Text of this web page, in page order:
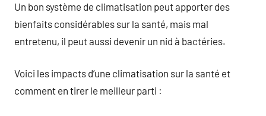
Un bon système de climatisation peut apporter des
bienfaits considérables sur la santé, mais mal
entretenu, il peut aussi devenir un nid à bactéries.
Voici les impacts d’une climatisation sur la santé et
comment en tirer le meilleur parti :